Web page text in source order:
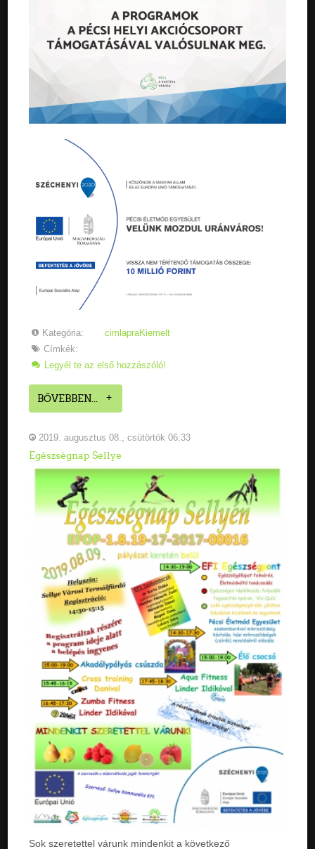
Kategória:
cimlapraKiemelt
Címkék:
Legyél te az első hozzászóló!
BŐVEBBEN...
2019. augusztus 08., csütörtök 06:33
Egészségnap Sellye
Sok szeretettel várunk mindenkit a következő